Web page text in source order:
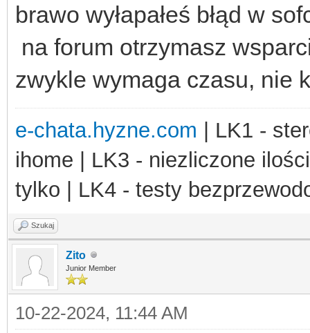
brawo wyłapałeś błąd w
na forum otrzymasz
zwykle wymaga czasu, nie
e-chata.hyzne.com | LK1 -
ihome | LK3 - niezliczone
tylko | LK4 - testy
Szukaj
Zito
Junior Member
10-22-2024, 11:44 AM